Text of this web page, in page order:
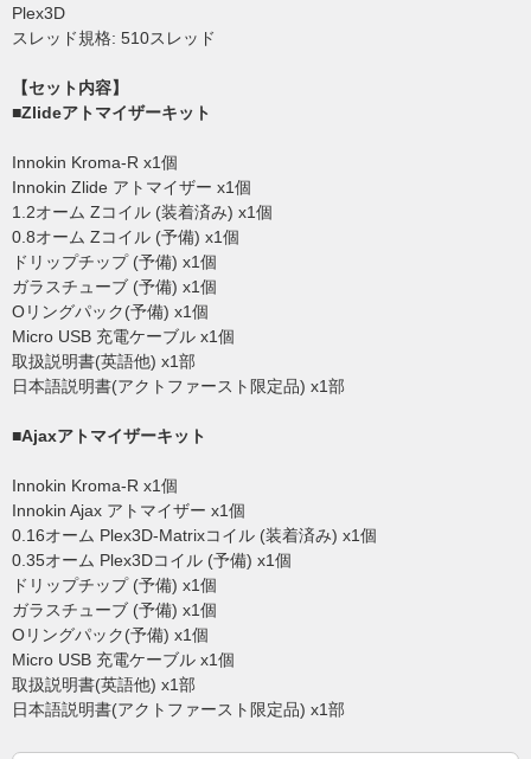
Plex3D
スレッド規格: 510スレッド
【セット内容】
■Zlideアトマイザーキット
Innokin Kroma-R x1個
Innokin Zlide アトマイザー x1個
1.2オーム Zコイル (装着済み) x1個
0.8オーム Zコイル (予備) x1個
ドリップチップ (予備) x1個
ガラスチューブ (予備) x1個
Oリングパック(予備) x1個
Micro USB 充電ケーブル x1個
取扱説明書(英語他) x1部
日本語説明書(アクトファースト限定品) x1部
■Ajaxアトマイザーキット
Innokin Kroma-R x1個
Innokin Ajax アトマイザー x1個
0.16オーム Plex3D-Matrixコイル (装着済み) x1個
0.35オーム Plex3Dコイル (予備) x1個
ドリップチップ (予備) x1個
ガラスチューブ (予備) x1個
Oリングパック(予備) x1個
Micro USB 充電ケーブル x1個
取扱説明書(英語他) x1部
日本語説明書(アクトファースト限定品) x1部